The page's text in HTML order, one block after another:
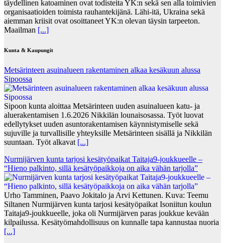
täydellinen katoaminen ovat todisteita YK:n sekä sen alla toimivien
organisaatioiden toimista rauhantekijänä. Lähi-itä, Ukraina sekä
aiemman kriisit ovat osoittaneet YK:n olevan täysin tarpeeton.
Maailman [...]
Kunta & Kaupungit
Metsärinteen asuinalueen rakentaminen alkaa kesäkuun alussa
Sipoossa
Sipoon kunta aloittaa Metsärinteen uuden asuinalueen katu- ja
aluerakentamisen 1.6.2026 Nikkilän lounaisosassa. Työt luovat
edellytykset uuden asuntorakentamisen käynnistymiselle sekä
sujuville ja turvallisille yhteyksille Metsärinteen sisällä ja Nikkilän
suuntaan. Työt alkavat [...]
Nurmijärven kunta tarjosi kesätyöpaikat Taitaja9-joukkueelle –
“Hieno palkinto, sillä kesätyöpaikkoja on aika vähän tarjolla”
Urho Tamminen, Paavo Jokitalo ja Arvi Kettunen. Kuva: Teemu
Siltanen Nurmijärven kunta tarjosi kesätyöpaikat Isoniitun koulun
Taitaja9-joukkueelle, joka oli Nurmijärven paras joukkue kevään
kilpailussa. Kesätyömahdollisuus on kunnalle tapa kannustaa nuoria
[...]